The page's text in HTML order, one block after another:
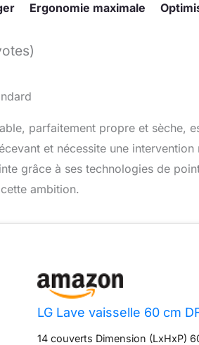
Ergonomie maximale
parfaitement propre et
et nécessite une
grâce à ses technologies de
ambition.
LG Lave vaisselle 60 cm
14 couverts Dimension (LxHxP)